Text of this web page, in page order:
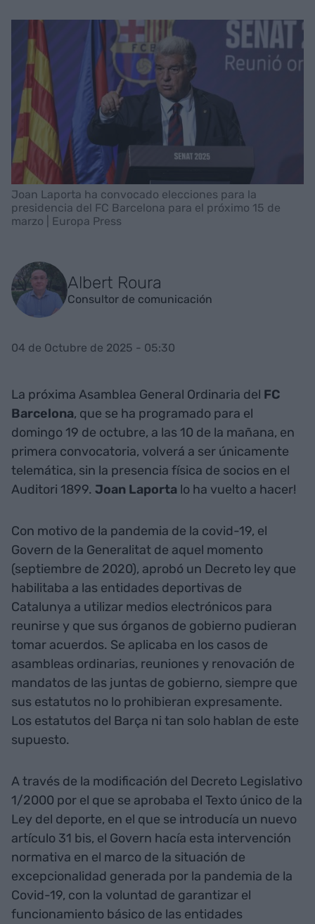
Joan Laporta ha convocado elecciones para la
presidencia del FC Barcelona para el próximo 15 de
marzo | Europa Press
Albert Roura
Consultor de comunicación
04 de Octubre de 2025 - 05:30
La próxima Asamblea General Ordinaria del FC
Barcelona, que se ha programado para el
domingo 19 de octubre, a las 10 de la mañana, en
primera convocatoria, volverá a ser únicamente
telemática, sin la presencia física de socios en el
Auditori 1899. Joan Laporta lo ha vuelto a hacer!
Con motivo de la pandemia de la covid-19, el
Govern de la Generalitat de aquel momento
(septiembre de 2020), aprobó un Decreto ley que
habilitaba a las entidades deportivas de
Catalunya a utilizar medios electrónicos para
reunirse y que sus órganos de gobierno pudieran
tomar acuerdos. Se aplicaba en los casos de
asambleas ordinarias, reuniones y renovación de
mandatos de las juntas de gobierno, siempre que
sus estatutos no lo prohibieran expresamente.
Los estatutos del Barça ni tan solo hablan de este
supuesto.
A través de la modificación del Decreto Legislativo
1/2000 por el que se aprobaba el Texto único de la
Ley del deporte, en el que se introducía un nuevo
artículo 31 bis, el Govern hacía esta intervención
normativa en el marco de la situación de
excepcionalidad generada por la pandemia de la
Covid-19, con la voluntad de garantizar el
funcionamiento básico de las entidades